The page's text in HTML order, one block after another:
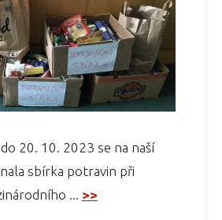
20. 10. 2023 se na naší
sbírka potravin při
... >>